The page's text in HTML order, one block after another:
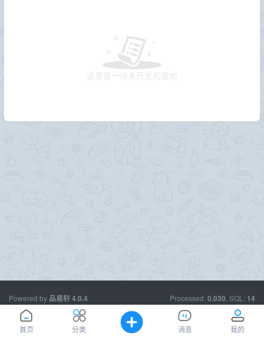
首页 分类 消息 我的
这里是一块未开发的宝地
Powered by 品易轩4.0.4
欢迎您，我们一起前行。--
www.usece.com
Processed: 0.030 , SQL: 14